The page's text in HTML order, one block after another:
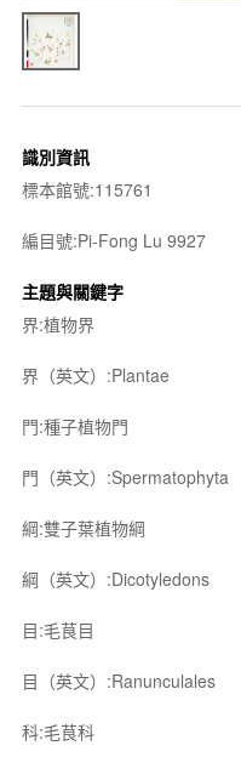
識別資訊
標本館號:115761
編目號:Pi-Fong Lu 9927
主題與關鍵字
界:植物界
界（英文）:Plantae
門:種子植物門
門（英文）:Spermatophyta
綱:雙子葉植物綱
綱（英文）:Dicotyledons
目:毛茛目
目（英文）:Ranunculales
科:毛茛科